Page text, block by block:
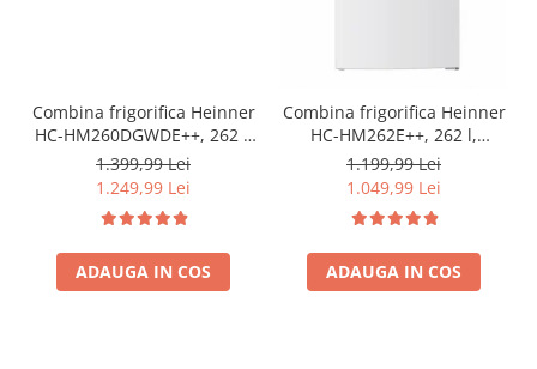
Combina frigorifica Heinner
HC-HM260DGWDE++, 262 l,
Clasa E, Dozator de apa,
Control electronic cu
termostat ajustabil, Lumina
cm, Gri antracit texturat
1.399,99 Lei
1.249,99 Lei
ADAUGA IN COS
Combina frigorifica Heinner
HC-HM262E++, 262 l,
Control electronic,
Iluminare LED, Usi
reversibile, Clasa E, H 180
cm, Alb
1.199,99 Lei
1.049,99 Lei
ADAUGA IN COS